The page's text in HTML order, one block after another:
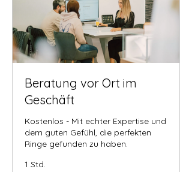
Beratung vor Ort im
Geschäft
Kostenlos - Mit echter Expertise und
dem guten Gefühl, die perfekten
Ringe gefunden zu haben.
1 Std.